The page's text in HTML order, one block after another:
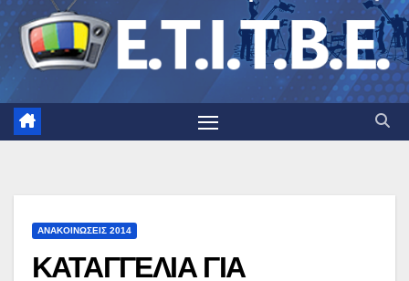
ΑΝΑΚΟΙΝΏΣΕΙΣ 2014
ΚΑΤΑΓΓΕΛΙΑ ΓΙΑ